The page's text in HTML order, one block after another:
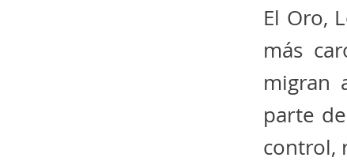
El Oro,
más
migran
parte
control,